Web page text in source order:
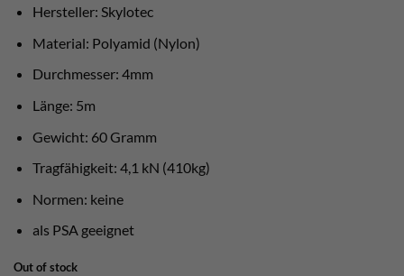
Hersteller: Skylotec
Material: Polyamid (Nylon)
Durchmesser: 4mm
Länge: 5m
Gewicht: 60 Gramm
Tragfähigkeit: 4,1 kN (410kg)
Normen: keine
als PSA geeignet
Out of stock